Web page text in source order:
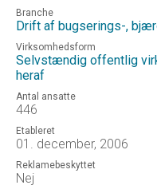
Branche
Drift af bugserings-,
Virksomhedsform
Selvstændig offentlig
heraf
Antal ansatte
446
Etableret
01. december, 2006
Reklamebeskyttet
Nej